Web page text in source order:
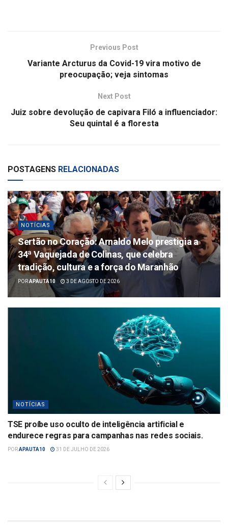
Previous Post
Variante Arcturus da Covid-19 vira motivo de
preocupação; veja sintomas
Next Post
Juiz sobre devolução de capivara Filó a influenciador:
Seu quintal é a floresta
POSTAGENS RELACIONADAS
NOTÍCIAS
Sertão no Coração: Arnaldo Melo prestigia a
34ª Vaquejada de Colinas, que celebra
tradição, cultura e a força do Maranhão
PORAPAUTA10 3 DE AGOSTO DE 2026
NOTÍCIAS
TSE proíbe uso oculto de inteligência artificial e
endurece regras para campanhas nas redes sociais.
PORAPAUTA10 31 DE JULHO DE 2026